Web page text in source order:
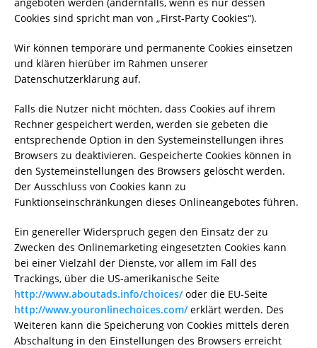
Cookies sind spricht man von „First-Party Cookies“).
Wir können temporäre und permanente Cookies einsetzen
und klären hierüber im Rahmen unserer
Datenschutzerklärung auf.
Falls die Nutzer nicht möchten, dass Cookies auf ihrem
Rechner gespeichert werden, werden sie gebeten die
entsprechende Option in den Systemeinstellungen ihres
Browsers zu deaktivieren. Gespeicherte Cookies können in
den Systemeinstellungen des Browsers gelöscht werden.
Der Ausschluss von Cookies kann zu
Funktionseinschränkungen dieses Onlineangebotes führen.
Ein genereller Widerspruch gegen den Einsatz der zu
Zwecken des Onlinemarketing eingesetzten Cookies kann
bei einer Vielzahl der Dienste, vor allem im Fall des
Trackings, über die US-amerikanische Seite
http://www.aboutads.info/choices/oder die EU-Seite
http://www.youronlinechoices.com/erklärt werden. Des
Weiteren kann die Speicherung von Cookies mittels deren
Abschaltung in den Einstellungen des Browsers erreicht